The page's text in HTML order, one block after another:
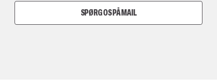
SPØRG OS PÅ MAIL